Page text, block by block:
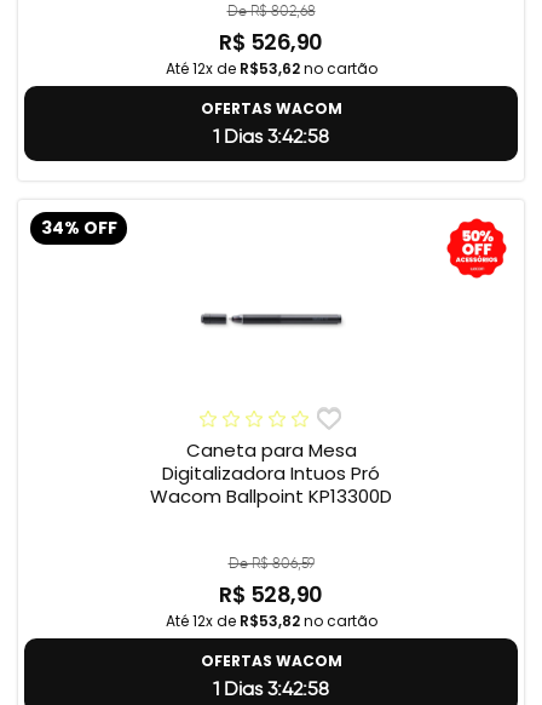
De R$ 802,68
R$ 526,90
Até 12x de R$53,62no cartão
OFERTAS WACOM
1 Dias 3:42:57
34% OFF
Caneta para Mesa
Digitalizadora Intuos Pró
Wacom Ballpoint KP13300D
De R$ 806,59
R$ 528,90
Até 12x de R$53,82no cartão
OFERTAS WACOM
1 Dias 3:42:57